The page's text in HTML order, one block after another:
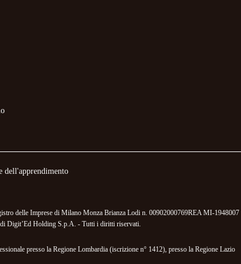
dell'apprendimento
delle Imprese di Milano Monza Brianza Lodi n. 00902000769REA MI-1948007
di Digit’Ed Holding S.p.A. - Tutti i diritti riservati.
presso la Regione Lombardia (iscrizione n° 1412), presso la Regione Lazio